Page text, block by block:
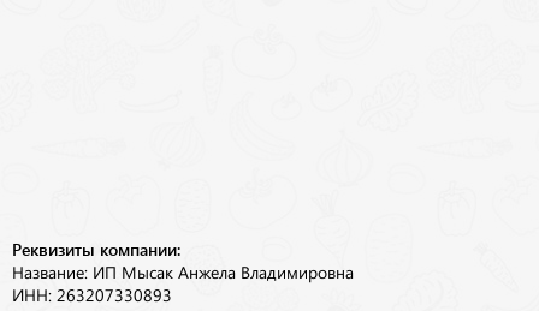
Реквизиты компании:
Название: ИП Мысак Анжела Владимировна
ИНН: 263207330893